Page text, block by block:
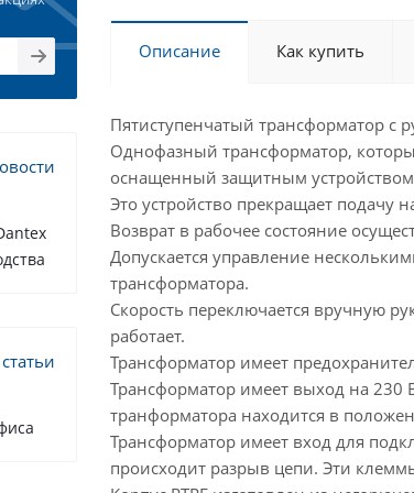
Описание Как купить
Пятиступенчатый трансформатор с
Однофазный трансформатор,
оснащенный защитным устройством
Это устройство прекращает подачу
Возврат в рабочее состояние
Допускается управление
трансформатора.
Скорость переключается вручную
работает.
Трансформатор имеет
Трансформатор имеет выход на 230
транформатора находится в
Трансформатор имеет вход для
происходит разрыв цепи. Эти